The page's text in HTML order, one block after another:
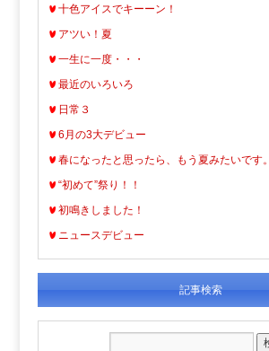
十色アイスでキーーン！
アツい！夏
一生に一度・・・
最近のいろいろ
日常３
6月の3大デビュー
春になったと思ったら、もう夏みたいです。
“初めて”祭り！！
初鳴きしました！
ニュースデビュー
記事検索